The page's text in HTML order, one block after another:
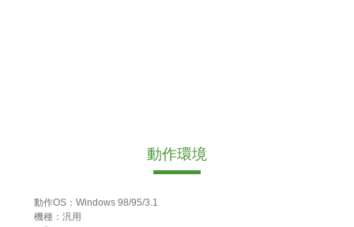
動作環境
動作OS：Windows 98/95/3.1
機種：汎用